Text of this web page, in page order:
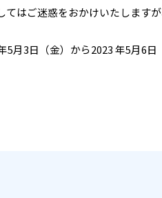
てはご迷惑をおかけいたします
5月3日（金）から2023 年5月6日